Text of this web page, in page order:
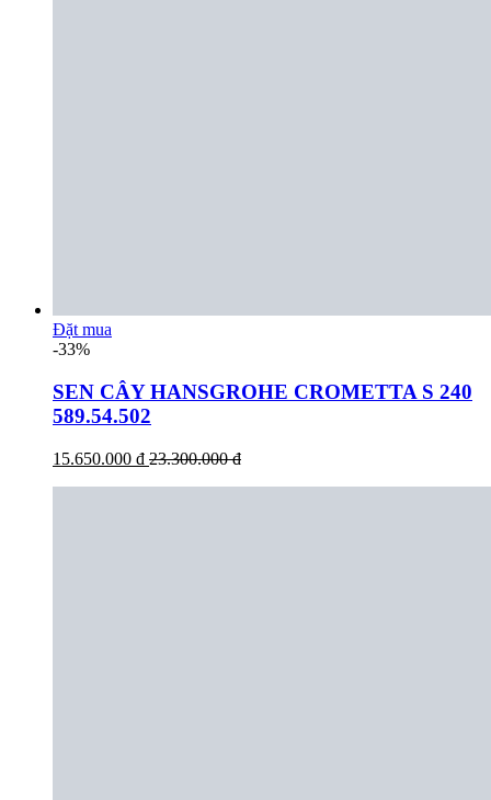
Đặt mua
-33%
SEN CÂY HANSGROHE CROMETTA S 240
589.54.502
15.650.000 đ 23.300.000 đ